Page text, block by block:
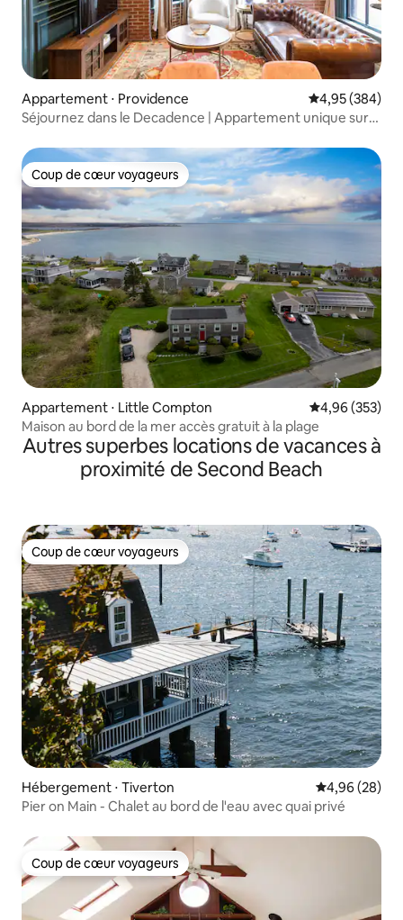
Appartement ⋅ Providence Évaluation
4,95 (384)
Séjournez dans le Decadence | Appartement unique sur
Coup de cœur voyageurs
Coup de cœur voyageurs
Appartement ⋅ Little Compton Évaluation
4,96 (353)
Maison au bord de la mer accès gratuit à la plage
Autres superbes locations de vacances à
proximité de Second Beach
Coup de cœur voyageurs
Coup de cœur voyageurs
Hébergement ⋅ Tiverton Évaluation
4,96 (28)
Pier on Main - Chalet au bord de l'eau avec quai privé
Coup de cœur voyageurs
Coup de cœur voyageurs